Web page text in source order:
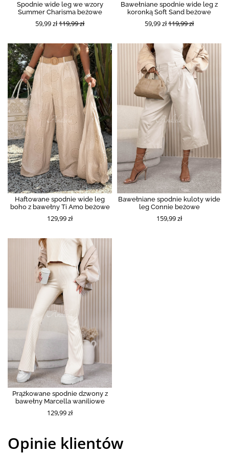
Spodnie wide leg we wzory
Summer Charisma beżowe
59,99 zł119,99 zł
Bawełniane spodnie wide leg z
koronką Soft Sand beżowe
59,99 zł119,99 zł
Haftowane spodnie wide leg
boho z bawełny Ti Amo beżowe
129,99 zł
Bawełniane spodnie kuloty wide
leg Connie beżowe
159,99 zł
Prążkowane spodnie dzwony z
bawełny Marcella waniliowe
129,99 zł
Opinie klientów